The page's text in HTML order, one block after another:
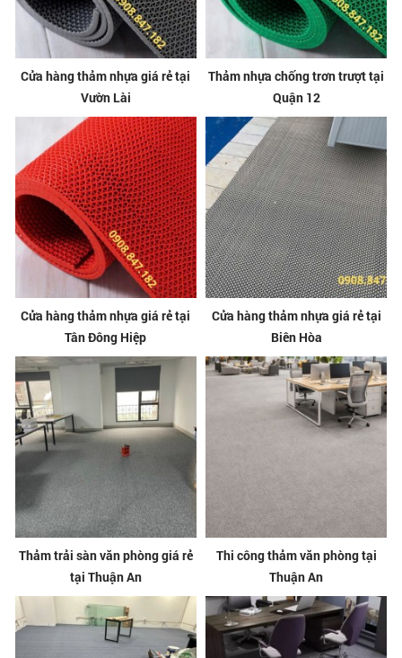
Cửa hàng thảm nhựa giá rẻ tại
Vườn Lài
Thảm nhựa chống trơn trượt tại
Quận 12
Cửa hàng thảm nhựa giá rẻ tại
Tân Đông Hiệp
Cửa hàng thảm nhựa giá rẻ tại
Biên Hòa
Thảm trải sàn văn phòng giá rẻ
tại Thuận An
Thi công thảm văn phòng tại
Thuận An